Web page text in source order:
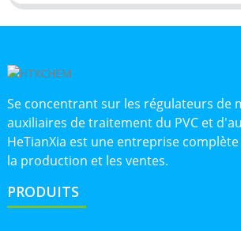
Se concentrant sur les régulateurs de
auxiliaires de traitement du PVC et
HeTianXia est une entreprise
la production et les ventes.
PRODUITS